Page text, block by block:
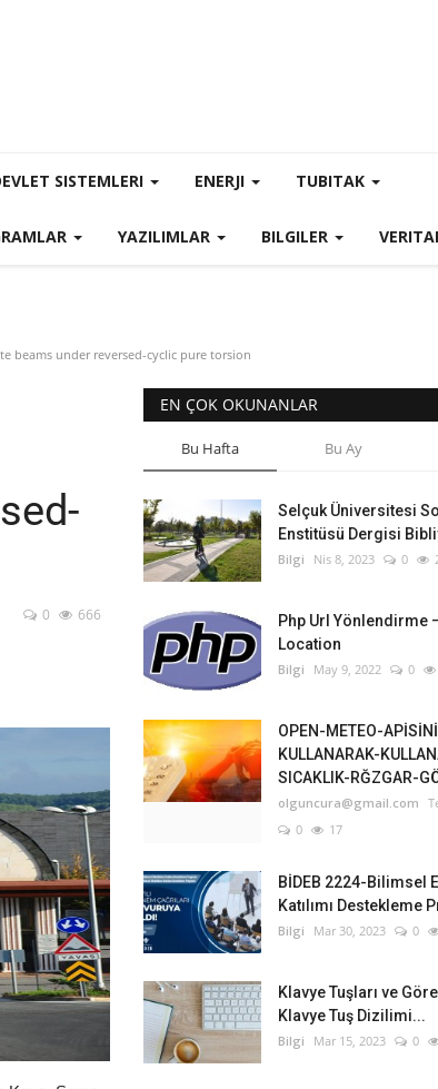
SISTEMLERI ENERJI TUBITAK
YAZILIMLAR BILGILER
beams under reversed-cyclic pure torsion
0 666
EN ÇOK OKUNANLAR
Bu Hafta Bu Ay
Selçuk Üniversitesi
Enstitüsü Dergisi
Bilgi Nis 8, 2023 0
Php Url Yönlendirme
Location
Bilgi May 9, 2022 0
OPEN-METEO-
KULLANARAK-
SICAKLIK-RĞZGAR-
olguncura@gmail.com
0
17
BİDEB 2224-Bilimsel
Katılımı Destekleme
Bilgi Mar 30, 2023 0
Klavye Tuşları ve
Klavye Tuş Dizilimi...
Bilgi Mar 15, 2023 0